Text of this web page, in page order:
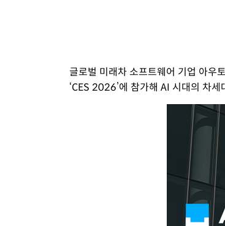
글로벌 미래차 소프트웨어 기업 아우
‘CES 2026’에 참가해 AI 시대의 차